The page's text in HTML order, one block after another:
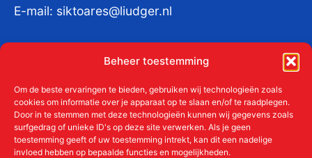
Beheer toestemming
Om de beste ervaringen te bieden, gebruiken wij technologieën zoals
cookies om informatie over je apparaat op te slaan en/of te raadplegen.
Door in te stemmen met deze technologieën kunnen wij gegevens zoals
surfgedrag of unieke ID's op deze site verwerken. Als je geen
toestemming geeft of uw toestemming intrekt, kan dit een nadelige
invloed hebben op bepaalde functies en mogelijkheden.
E-mail: siktoares@liudger.nl
KvKnr:41011712
Meer over de Liudgerstichten